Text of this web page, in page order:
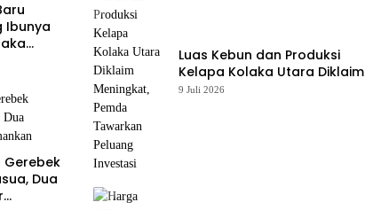
Ibunya
Dua
Luas Kebun dan Produksi
Kelapa Kolaka Utara Diklaim
Meningkat, Pemda Tawarkan
9 Juli 2026